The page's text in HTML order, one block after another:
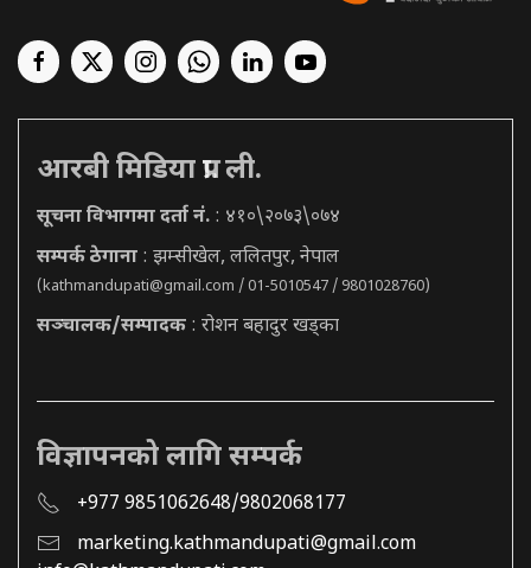
आरबी मिडिया प्रा. ली.
सूचना विभागमा दर्ता नं. : ४१०\२०७३\०७४
सम्पर्क ठेगाना : झम्सीखेल, ललितपुर, नेपाल
(kathmandupati@gmail.com / 01-5010547 / 9801028760)
सञ्चालक/सम्पादक : रोशन बहादुर खड्का
विज्ञापनको लागि सम्पर्क
+977 9851062648/9802068177
marketing.kathmandupati@gmail.com